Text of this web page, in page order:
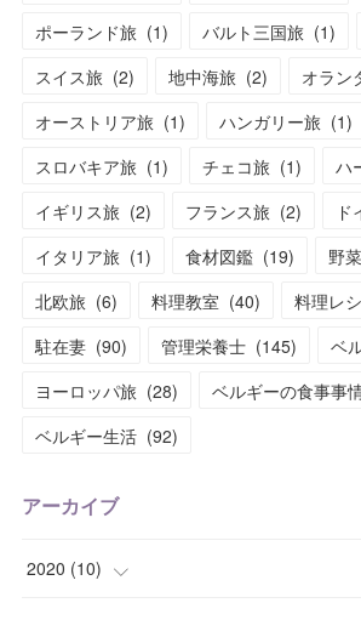
ポーランド旅 (1) バルト三国旅 (1)
スイス旅 (2) 地中海旅 (2) オラン
オーストリア旅 (1) ハンガリー旅 (1)
スロバキア旅 (1) チェコ旅 (1) ハ
イギリス旅 (2) フランス旅 (2) ド
イタリア旅 (1) 食材図鑑 (19) 野
北欧旅 (6) 料理教室 (40) 料理レ
駐在妻 (90) 管理栄養士 (145) ベ
ヨーロッパ旅 (28) ベルギーの食事事
ベルギー生活 (92)
アーカイブ
2020 (10)